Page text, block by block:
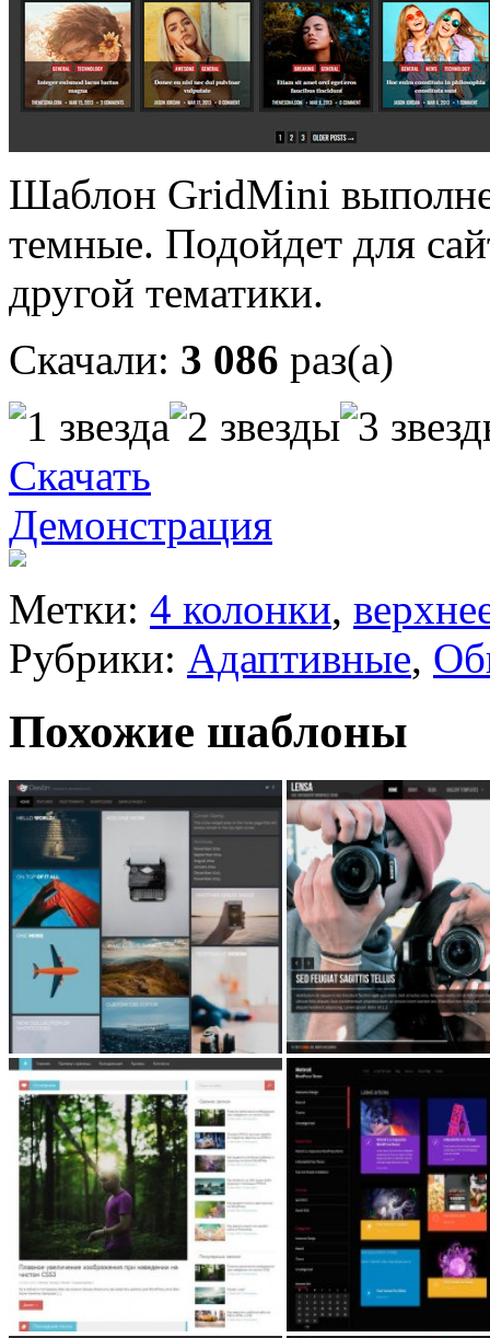
Шаблон GridMini
темные. Подойдет для
другой тематики.
Скачали: 3 086 раз(а)
Скачать
Демонстрация
Метки: 4 колонки,
Рубрики: Адаптивные,
Похожие шаблоны